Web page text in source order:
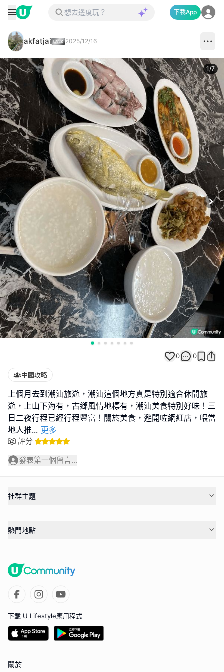
下載App
akfatjai 2025/12/16
1/7
0 0
中國攻略
上個月去到潮汕旅遊，潮汕這個地方真是特別適合休閒旅
遊，上山下海有，古鄉風情地標有，潮汕美食特別好味！三
日二夜行程已經行程豐富！關於美食，避開咗網紅店，喂當
地人推... 更多
評分
發表第一個留言...
社群主題
熱門地點
下載 U Lifestyle應用程式
關於